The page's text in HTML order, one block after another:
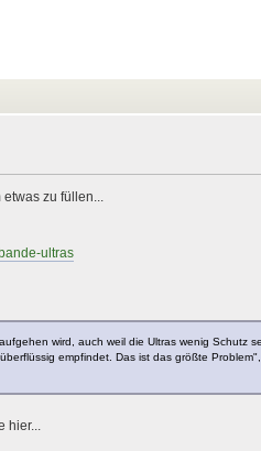
zu füllen...
ultras
wird, auch weil die Ultras wenig Schutz
empfindet. Das ist das größte
hier...